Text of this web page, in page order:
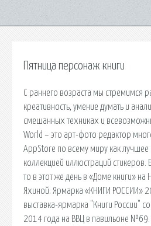
Пятница персонаж книги
С раннего возраста мы стремимся
креативность, умение думать и
смешанных техниках и
World – это арт-фото редактор
AppStore по всему миру как
коллекцией иллюстраций
то в этот же день в «Доме книги» на
Яхиной. Ярмарка «КНИГИ РОССИИ»
выставка-ярмарка "Книги России"
2014 года на ВВЦ в павильоне №69.